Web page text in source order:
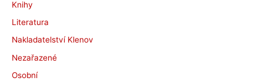
Knihy
Literatura
Nakladatelství Klenov
Nezařazené
Osobní